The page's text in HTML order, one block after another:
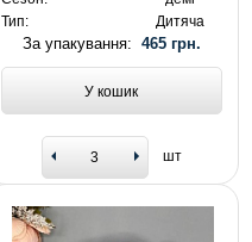
Тип:
Дитяча
За упакування: 465 грн.
У кошик
шт